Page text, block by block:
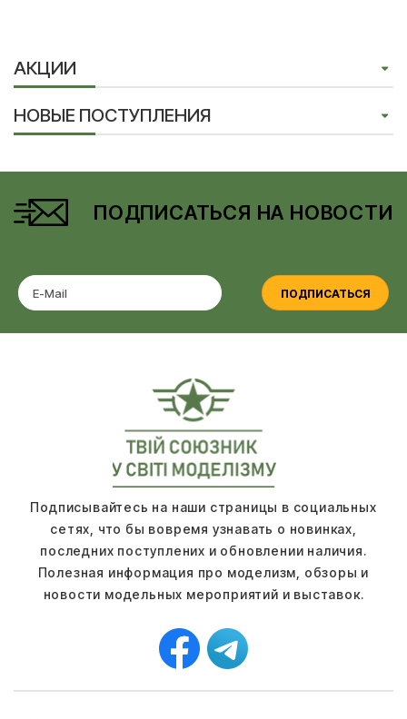
АКЦИИ
НОВЫЕ ПОСТУПЛЕНИЯ
ПОДПИСАТЬСЯ НА НОВОСТИ
ПОДПИСАТЬСЯ
Подписывайтесь на наши страницы в социальных
сетях, что бы вовремя узнавать о новинках,
последних поступлених и обновлении наличия.
Полезная информация про моделизм, обзоры и
новости модельных мероприятий и выставок.